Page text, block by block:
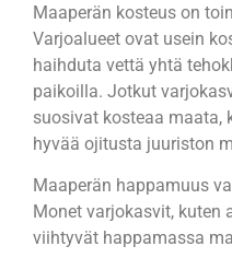
Maaperän kosteus on
Varjoalueet ovat usein
haihduta vettä yhtä
paikoilla. Jotkut
suosivat kosteaa maata,
hyvää ojitusta juuriston
Maaperän happamuus
Monet varjokasvit, kuten
viihtyvät happamassa